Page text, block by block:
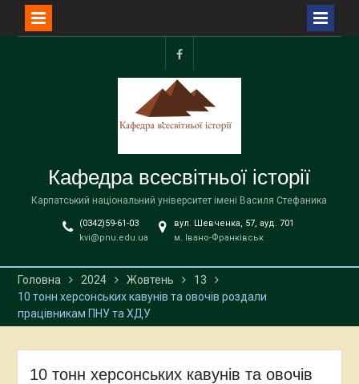
facebook
Кафедра всесвітньої історії
Карпатський національний університет імені Василя Стефаника
(0342)59-61-03
kvi@pnu.edu.ua
вул. Шевченка, 57, ауд. 701
м. Івано-Франківськ
Головна 2024 Жовтень
13
10 тонн херсонських кавунів та овочів роздали
працівникам ПНУ та ХДУ
10 тонн херсонських кавунів та овочів